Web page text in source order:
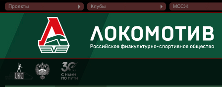
Проекты Клубы МССЖ